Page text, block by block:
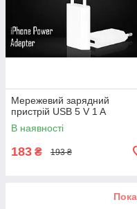
Мережевий зарядний
пристрій USB 5 V 1 A
В наявності
183 ₴ 193 ₴